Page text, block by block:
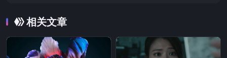
相关文章